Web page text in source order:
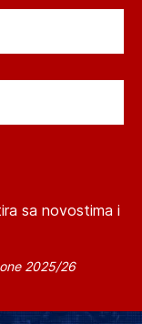
sa novostima i
2025/26